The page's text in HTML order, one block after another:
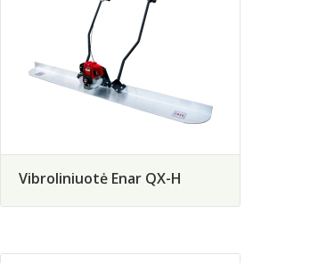
Vibroliniuotė Enar QX-H